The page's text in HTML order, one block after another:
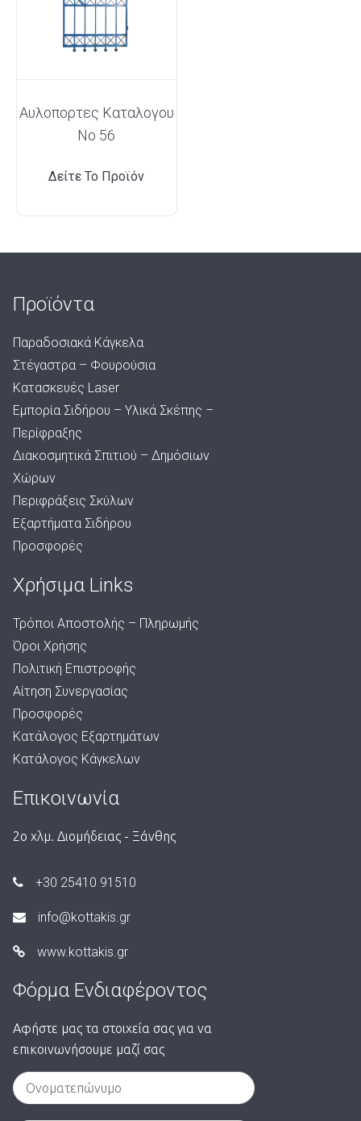
Αυλοπορτες Καταλογου
No 56
Δείτε Το Προϊόν
Προϊόντα
Παραδοσιακά Κάγκελα
Στέγαστρα – Φουρούσια
Κατασκευές Laser
Εμπορία Σιδήρου – Υλικά Σκέπης –
Περίφραξης
Διακοσμητικά Σπιτιού – Δημόσιων
Χώρων
Περιφράξεις Σκύλων
Εξαρτήματα Σιδήρου
Προσφορές
Χρήσιμα Links
Τρόποι Αποστολής – Πληρωμής
Όροι Χρήσης
Πολιτική Επιστροφής
Αίτηση Συνεργασίας
Προσφορές
Κατάλογος Εξαρτημάτων
Κατάλογος Κάγκελων
Επικοινωνία
2ο χλμ. Διομήδειας - Ξάνθης
+30 25410 91510
info@kottakis.gr
www.kottakis.gr
Φόρμα Ενδιαφέροντος
Αφήστε μας τα στοιχεία σας για να
επικοινωνήσουμε μαζί σας